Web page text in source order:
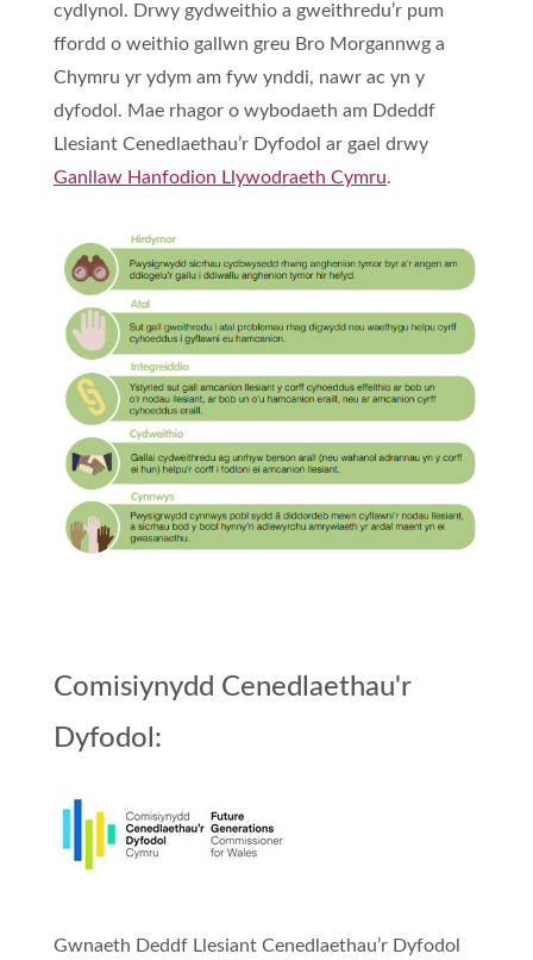
cydlynol. Drwy gydweithio a gweithredu’r pum
ffordd o weithio gallwn greu Bro Morgannwg a
Chymru yr ydym am fyw ynddi, nawr ac yn y
dyfodol. Mae rhagor o wybodaeth am Ddeddf
Llesiant Cenedlaethau’r Dyfodol ar gael drwy
Ganllaw Hanfodion Llywodraeth Cymru.
Comisiynydd Cenedlaethau'r
Dyfodol:
Gwnaeth Deddf Llesiant Cenedlaethau’r Dyfodol